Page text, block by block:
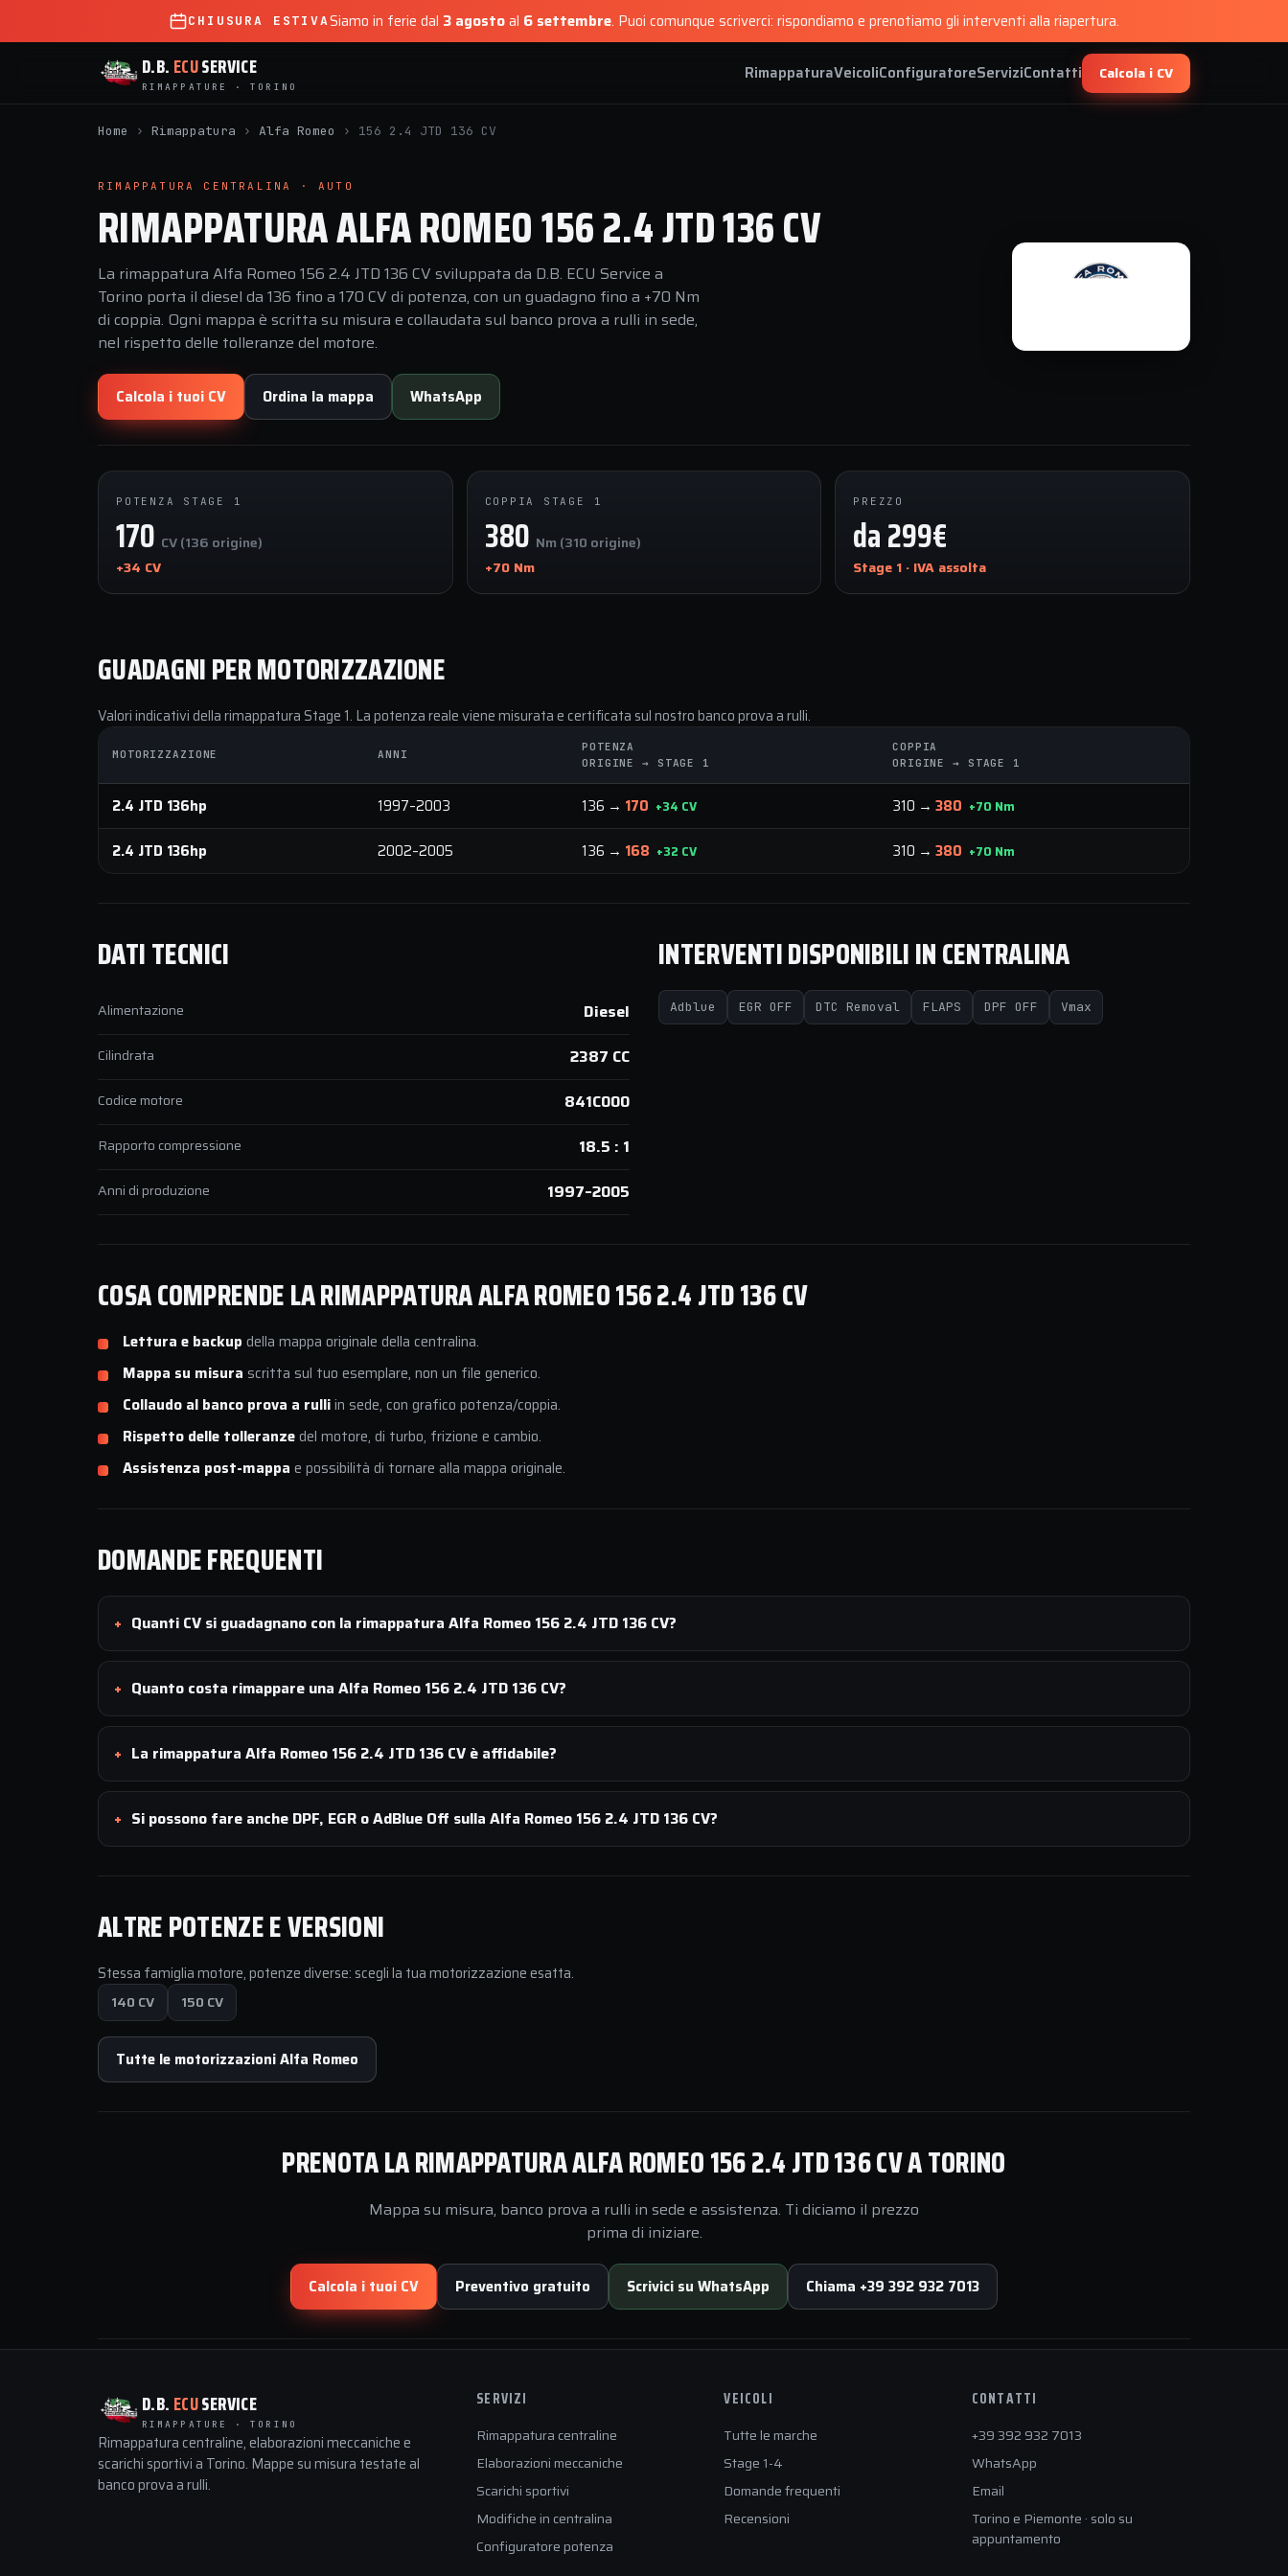
CHIUSURA ESTIVASiamo in ferie dal 3 agostoal 6 settembre. Puoi comunque scriverci: rispondiamo e prenotiamo gli interventi alla riapertura.
D.B. ECUSERVICE
RIMAPPATURE · TORINO
RimappaturaVeicoliConfiguratoreServiziContatti Calcola i CV
Home › Rimappatura › Alfa Romeo › 156 2.4 JTD 136 CV
RIMAPPATURA CENTRALINA · AUTO
RIMAPPATURA ALFA ROMEO 156 2.4 JTD 136 CV
La rimappatura Alfa Romeo 156 2.4 JTD 136 CV sviluppata da D.B. ECU Service a
Torino porta il diesel da 136 fino a 170 CV di potenza, con un guadagno fino a +70 Nm
di coppia. Ogni mappa è scritta su misura e collaudata sul banco prova a rulli in sede,
nel rispetto delle tolleranze del motore.
Calcola i tuoi CV Ordina la mappa WhatsApp
POTENZA STAGE 1
170 CV (136 origine)
+34 CV
COPPIA STAGE 1
380 Nm (310 origine)
+70 Nm
PREZZO
da 299€
Stage 1 · IVA assolta
GUADAGNI PER MOTORIZZAZIONE
Valori indicativi della rimappatura Stage 1. La potenza reale viene misurata e certificata sul nostro banco prova a rulli.
MOTORIZZAZIONE ANNI
POTENZA
ORIGINE → STAGE 1
COPPIA
ORIGINE → STAGE 1
2.4 JTD 136hp 1997–2003 136 → 170 +34 CV 310 → 380 +70 Nm
2.4 JTD 136hp 2002–2005 136 → 168 +32 CV 310 → 380 +70 Nm
DATI TECNICI
Alimentazione Diesel
Cilindrata 2387 CC
Codice motore 841C000
Rapporto compressione 18.5 : 1
Anni di produzione 1997–2005
INTERVENTI DISPONIBILI IN CENTRALINA
Adblue EGR OFF DTC Removal FLAPS DPF OFF Vmax
COSA COMPRENDE LA RIMAPPATURA ALFA ROMEO 156 2.4 JTD 136 CV
Lettura e backup della mappa originale della centralina.
Mappa su misura scritta sul tuo esemplare, non un file generico.
Collaudo al banco prova a rulliin sede, con grafico potenza/coppia.
Rispetto delle tolleranzedel motore, di turbo, frizione e cambio.
Assistenza post-mappa e possibilità di tornare alla mappa originale.
DOMANDE FREQUENTI
Quanti CV si guadagnano con la rimappatura Alfa Romeo 156 2.4 JTD 136 CV?
Quanto costa rimappare una Alfa Romeo 156 2.4 JTD 136 CV?
La rimappatura Alfa Romeo 156 2.4 JTD 136 CV è affidabile?
Si possono fare anche DPF, EGR o AdBlue Off sulla Alfa Romeo 156 2.4 JTD 136 CV?
ALTRE POTENZE E VERSIONI
Stessa famiglia motore, potenze diverse: scegli la tua motorizzazione esatta.
140 CV
150 CV
Tutte le motorizzazioni Alfa Romeo
PRENOTA LA RIMAPPATURA ALFA ROMEO 156 2.4 JTD 136 CV A TORINO
Mappa su misura, banco prova a rulli in sede e assistenza. Ti diciamo il prezzo
prima di iniziare.
Calcola i tuoi CV Preventivo gratuito Scrivici su WhatsApp Chiama +39 392 932 7013
D.B. ECUSERVICE
RIMAPPATURE · TORINO
Rimappatura centraline, elaborazioni meccaniche e
scarichi sportivi a Torino. Mappe su misura testate al
banco prova a rulli.
SERVIZI
Rimappatura centraline
Elaborazioni meccaniche
Scarichi sportivi
Modifiche in centralina
Configuratore potenza
VEICOLI
Tutte le marche
Stage 1-4
Domande frequenti
Recensioni
CONTATTI
+39 392 932 7013
WhatsApp
Email
Torino e Piemonte · solo su
appuntamento